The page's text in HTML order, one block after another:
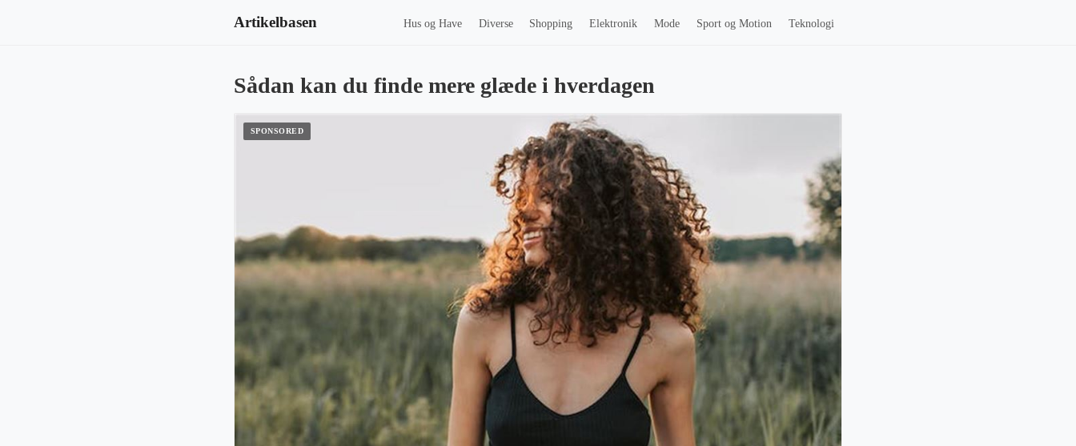
Artikelbasen Hus og Have Diverse Shopping Elektronik Mode Sport og Motion Teknologi
Sådan kan du finde mere glæde i hverdagen